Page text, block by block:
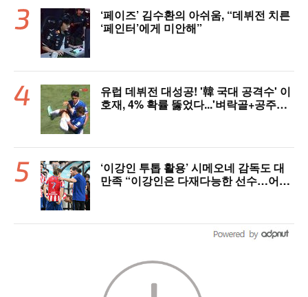
‘페이즈’ 김수환의 아쉬움, “데뷔전 치른
‘페인터’에게 미안해”
유럽 데뷔전 대성공! '韓 국대 공격수' 이
호재, 4% 확률 뚫었다...'벼락골+공주님
‘이강인 투톱 활용’ 시메오네 감독도 대
만족 “이강인은 다재다능한 선수…어떤